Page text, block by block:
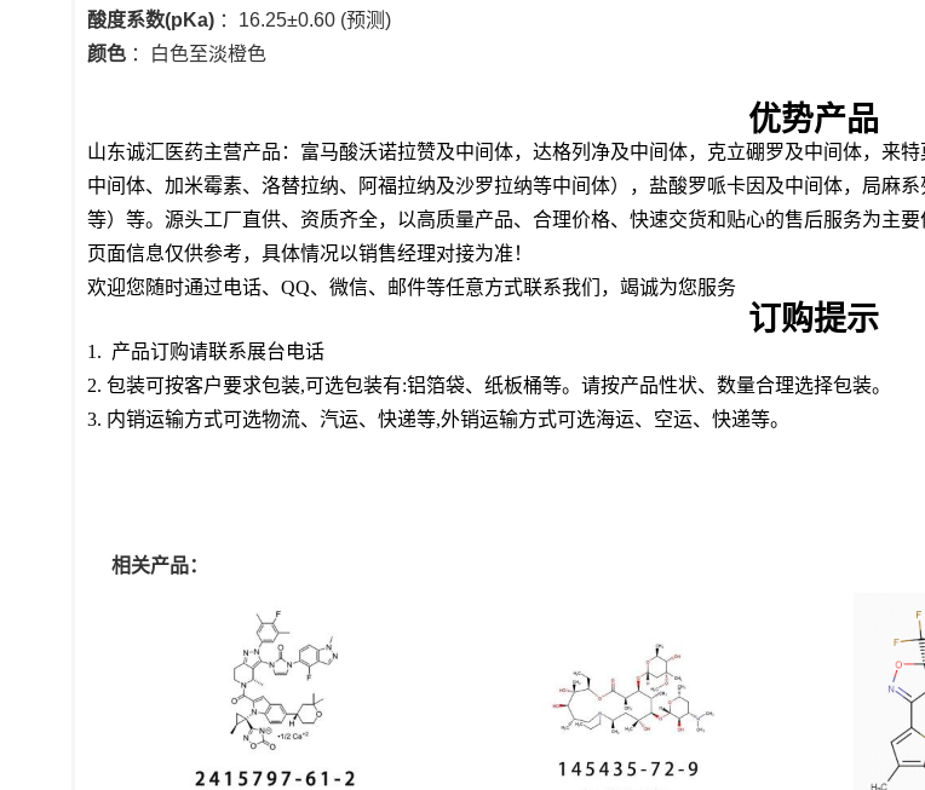
酸度系数(pKa) ：16.25±0.60 (预测)
颜色 ：白色至淡橙色
优势产品
山东诚汇医药主营产品：富马酸沃诺拉赞及中间体，达格列净及中间体，克立硼罗及中间体，来特
中间体、 加米霉素、洛替拉纳、
阿福拉纳及沙罗拉纳等中间体），盐酸罗哌卡因及中间体，局麻
等）等。源头工厂直供、 资质齐全， 以高质量产品、合理价格、快速交货和贴心的售后服务为主要
页面信息仅供参考，具体情况以销售经理对接为准！
欢迎您随时通过电话、QQ、微信、邮件等任意方式联系我们，竭诚为您服务
订购提示
1. 产品订购请联系展台电话
2. 包装可按客户要求包装,可选包装有:铝箔袋、纸板桶等。请按产品性状、数量合理选择包装。
3. 内销运输方式可选物流、汽运、快递等,外销运输方式可选海运、空运、快递等。
相关产品：